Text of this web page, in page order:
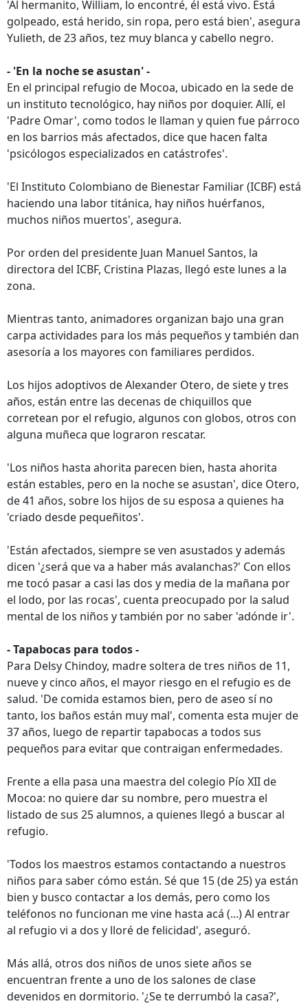
'Al hermanito, William, lo encontré, él está vivo. Está
golpeado, está herido, sin ropa, pero está bien', asegura
Yulieth, de 23 años, tez muy blanca y cabello negro.
- 'En la noche se asustan' -
En el principal refugio de Mocoa, ubicado en la sede de
un instituto tecnológico, hay niños por doquier. Allí, el
'Padre Omar', como todos le llaman y quien fue párroco
en los barrios más afectados, dice que hacen falta
'psicólogos especializados en catástrofes'.
'El Instituto Colombiano de Bienestar Familiar (ICBF) está
haciendo una labor titánica, hay niños huérfanos,
muchos niños muertos', asegura.
Por orden del presidente Juan Manuel Santos, la
directora del ICBF, Cristina Plazas, llegó este lunes a la
zona.
Mientras tanto, animadores organizan bajo una gran
carpa actividades para los más pequeños y también dan
asesoría a los mayores con familiares perdidos.
Los hijos adoptivos de Alexander Otero, de siete y tres
años, están entre las decenas de chiquillos que
corretean por el refugio, algunos con globos, otros con
alguna muñeca que lograron rescatar.
'Los niños hasta ahorita parecen bien, hasta ahorita
están estables, pero en la noche se asustan', dice Otero,
de 41 años, sobre los hijos de su esposa a quienes ha
'criado desde pequeñitos'.
'Están afectados, siempre se ven asustados y además
dicen '¿será que va a haber más avalanchas?' Con ellos
me tocó pasar a casi las dos y media de la mañana por
el lodo, por las rocas', cuenta preocupado por la salud
mental de los niños y también por no saber 'adónde ir'.
- Tapabocas para todos -
Para Delsy Chindoy, madre soltera de tres niños de 11,
nueve y cinco años, el mayor riesgo en el refugio es de
salud. 'De comida estamos bien, pero de aseo sí no
tanto, los baños están muy mal', comenta esta mujer de
37 años, luego de repartir tapabocas a todos sus
pequeños para evitar que contraigan enfermedades.
Frente a ella pasa una maestra del colegio Pío XII de
Mocoa: no quiere dar su nombre, pero muestra el
listado de sus 25 alumnos, a quienes llegó a buscar al
refugio.
'Todos los maestros estamos contactando a nuestros
niños para saber cómo están. Sé que 15 (de 25) ya están
bien y busco contactar a los demás, pero como los
teléfonos no funcionan me vine hasta acá (...) Al entrar
al refugio vi a dos y lloré de felicidad', aseguró.
Más allá, otros dos niños de unos siete años se
encuentran frente a uno de los salones de clase
devenidos en dormitorio. '¿Se te derrumbó la casa?',